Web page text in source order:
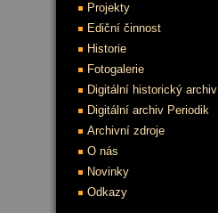
Projekty
Ediční činnost
Historie
Fotogalerie
Digitální historický archiv
Digitální archiv Periodik
Archivní zdroje
O nás
Novinky
Odkazy